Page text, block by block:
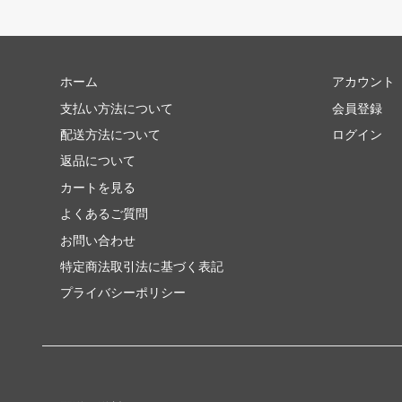
ホーム
支払い方法について
配送方法について
返品について
カートを見る
よくあるご質問
お問い合わせ
特定商法取引法に基づく表記
プライバシーポリシー
アカウント
会員登録
ログイン